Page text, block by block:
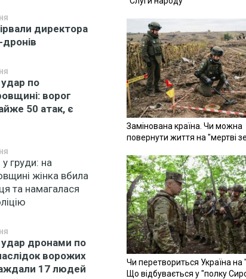
директора
по
ворог
50 атак, є
груди: на
жінка вбила
та намагалася
дронами по
ворожих
17 людей
Замінована країна. Чи можна
повернути життя на "мертві
Чи перетвориться Україна на
Що відбувається у "полку